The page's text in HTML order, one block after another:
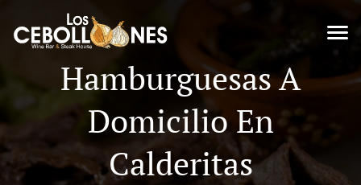
Hamburguesas A
Domicilio En
Calderitas